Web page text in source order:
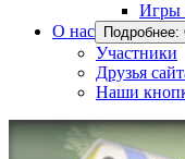
Игры
О нас
Подробнее:
Участники
Друзья
Наши